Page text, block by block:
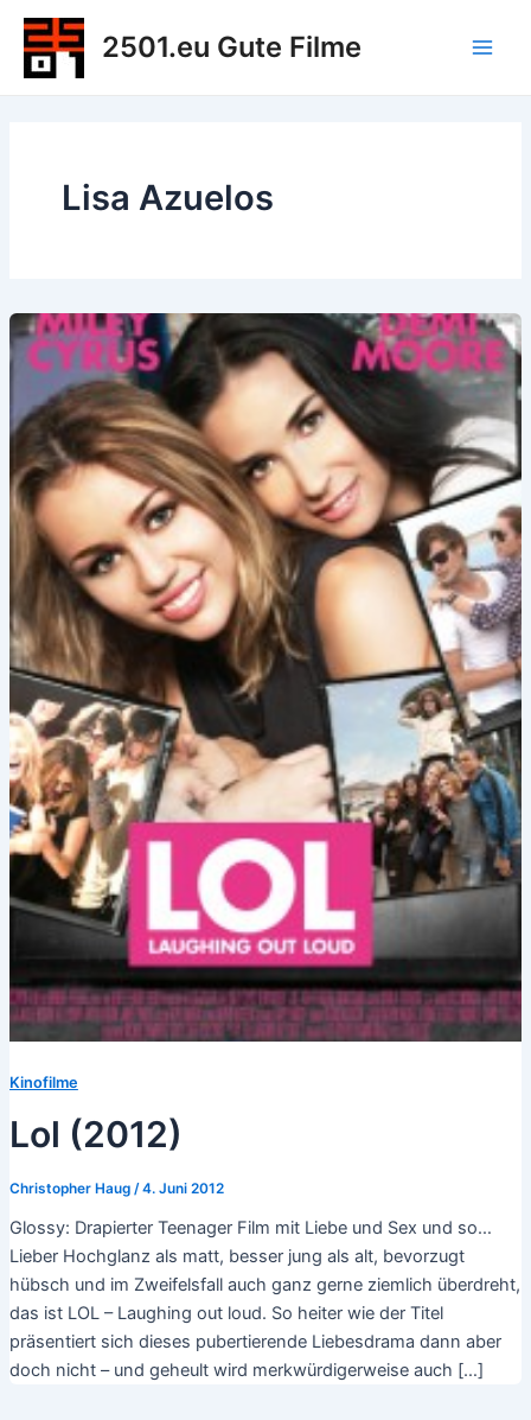
Zum
Inhalt
springen
2501.eu Gute Filme
Lisa Azuelos
Kinofilme
Lol (2012)
Christopher Haug /4. Juni 2012
Glossy: Drapierter Teenager Film mit Liebe und Sex und so…
Lieber Hochglanz als matt, besser jung als alt, bevorzugt
hübsch und im Zweifelsfall auch ganz gerne ziemlich überdreht,
das ist LOL – Laughing out loud. So heiter wie der Titel
präsentiert sich dieses pubertierende Liebesdrama dann aber
doch nicht – und geheult wird merkwürdigerweise auch […]